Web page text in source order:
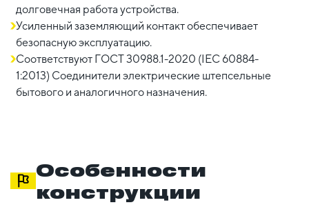
долговечная работа устройства.
Усиленный заземляющий контакт обеспечивает
безопасную эксплуатацию.
Соответствуют ГОСТ 30988.1-2020 (IEC 60884-
1:2013) Соединители электричеcкие штепсельные
бытового и аналогичного назначения.
Особенности
конструкции